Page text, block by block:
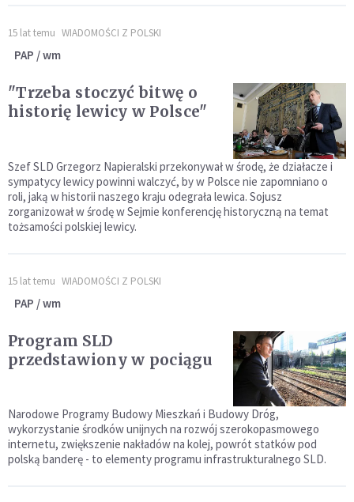
15 lat temu WIADOMOŚCI Z POLSKI
PAP / wm
"Trzeba stoczyć bitwę o
historię lewicy w Polsce"
Szef SLD Grzegorz Napieralski przekonywał w środę, że działacze i
sympatycy lewicy powinni walczyć, by w Polsce nie zapomniano o
roli, jaką w historii naszego kraju odegrała lewica. Sojusz
zorganizował w środę w Sejmie konferencję historyczną na temat
tożsamości polskiej lewicy.
15 lat temu WIADOMOŚCI Z POLSKI
PAP / wm
Program SLD
przedstawiony w pociągu
Narodowe Programy Budowy Mieszkań i Budowy Dróg,
wykorzystanie środków unijnych na rozwój szerokopasmowego
internetu, zwiększenie nakładów na kolej, powrót statków pod
polską banderę - to elementy programu infrastrukturalnego SLD.